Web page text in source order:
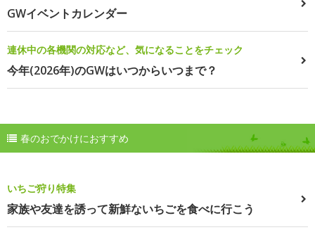
GWイベントカレンダー
連休中の各機関の対応など、気になることをチェック
今年(2026年)のGWはいつからいつまで？
春のおでかけにおすすめ
いちご狩り特集
家族や友達を誘って新鮮ないちごを食べに行こう